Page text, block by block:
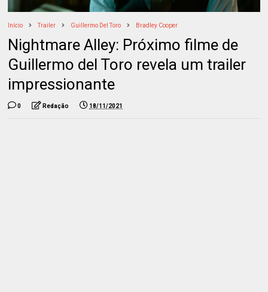
Início Trailer Guillermo Del Toro Bradley Cooper
Nightmare Alley: Próximo filme de
Guillermo del Toro revela um trailer
impressionante
0 Redação 18/11/2021